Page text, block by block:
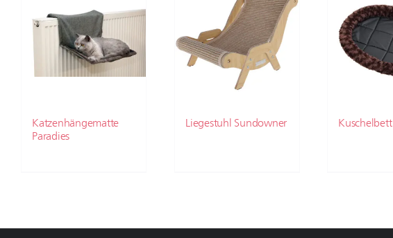
Katzenhängematte
Paradies
Liegestuhl Sundowner Kuschelbett